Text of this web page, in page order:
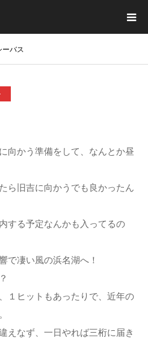
ーバス
向かう準備をして、なんとか昼
ら旧吉に向かうでも良かったん
する予定なんかも入ってるの
で凄い風の浜名湖へ！
１ヒットもあったりで、近年の
えなず、一日やれば三桁に届き